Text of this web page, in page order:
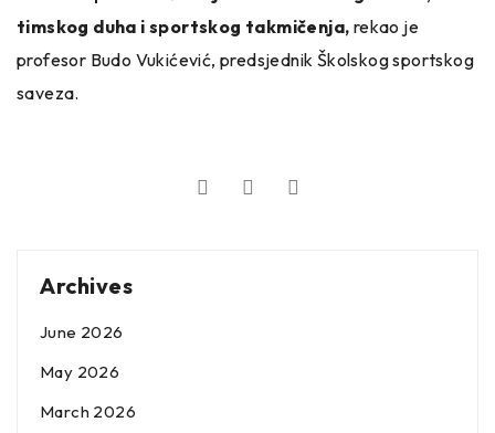
timskog duha i sportskog takmičenja, rekao je
profesor Budo Vukićević, predsjednik Školskog sportskog
saveza.
Archives
June 2026
May 2026
March 2026